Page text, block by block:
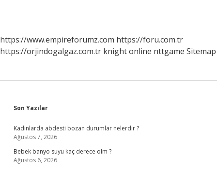
https://www.empireforumz.com https://foru.com.tr
https://orjindogalgaz.com.tr knight online nttgame Sitemap
Sidebar
Son Yazılar
Kadınlarda abdesti bozan durumlar nelerdir ?
Ağustos 7, 2026
Bebek banyo suyu kaç derece olm ?
Ağustos 6, 2026